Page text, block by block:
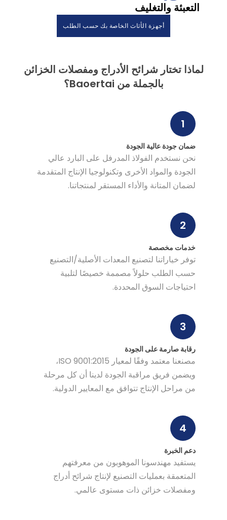
التعبئة والتغليف
أجهزة الأثاث الخاصة بك حسب الطلب
لماذا تختار شرائح الأدراج ومفصلات الخزائن
بالجملة من Baoertai؟
1
ضمان جودة عالية الجودة
نحن نستخدم الفولاذ المدرفل على البارد عالي
الجودة والمواد الأخرى وتكنولوجيا الإنتاج المتقدمة
لضمان المتانة والأداء المستقر لمنتجاتنا.
2
خدمات مخصصة
توفر خياراتنا لتصنيع المعدات الأصلية/التصنيع
حسب الطلب حلولاً مصممة خصيصًا لتلبية
احتياجات السوق المحددة.
3
رقابة صارمة على الجودة
مصنعنا معتمد وفقًا لمعيار ISO 9001:2015،
ويضمن فريق مراقبة الجودة لدينا أن كل مرحلة
من مراحل الإنتاج تتوافق مع المعايير الدولية.
4
دعم الخبرة
يستفيد مهندسونا الموهوبون من معرفتهم
المتعمقة بعمليات التصنيع لإنتاج شرائح أدراج
ومفصلات خزائن ذات مستوى عالمي.